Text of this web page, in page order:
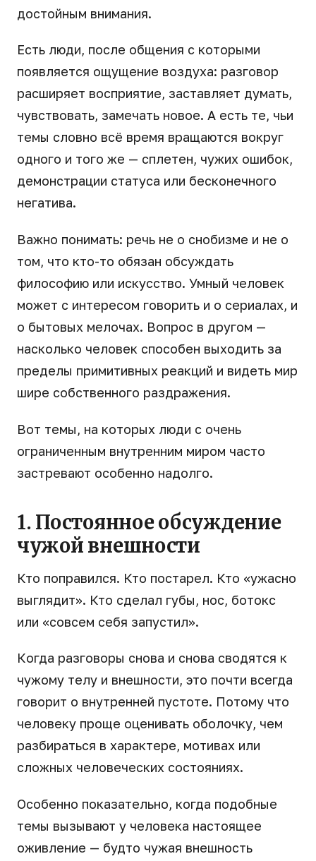
достойным внимания.
Есть люди, после общения с которыми
появляется ощущение воздуха: разговор
расширяет восприятие, заставляет думать,
чувствовать, замечать новое. А есть те, чьи
темы словно всё время вращаются вокруг
одного и того же — сплетен, чужих ошибок,
демонстрации статуса или бесконечного
негатива.
Важно понимать: речь не о снобизме и не о
том, что кто-то обязан обсуждать
философию или искусство. Умный человек
может с интересом говорить и о сериалах, и
о бытовых мелочах. Вопрос в другом —
насколько человек способен выходить за
пределы примитивных реакций и видеть мир
шире собственного раздражения.
Вот темы, на которых люди с очень
ограниченным внутренним миром часто
застревают особенно надолго.
1. Постоянное обсуждение
чужой внешности
Кто поправился. Кто постарел. Кто «ужасно
выглядит». Кто сделал губы, нос, ботокс
или «совсем себя запустил».
Когда разговоры снова и снова сводятся к
чужому телу и внешности, это почти всегда
говорит о внутренней пустоте. Потому что
человеку проще оценивать оболочку, чем
разбираться в характере, мотивах или
сложных человеческих состояниях.
Особенно показательно, когда подобные
темы вызывают у человека настоящее
оживление — будто чужая внешность